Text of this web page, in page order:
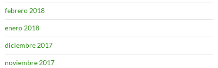
febrero 2018
enero 2018
diciembre 2017
noviembre 2017